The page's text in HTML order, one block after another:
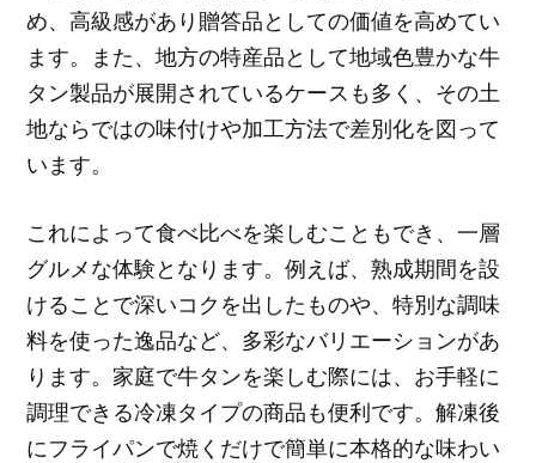
め、高級感があり贈答品としての価値を高めてい
ます。また、地方の特産品として地域色豊かな牛
タン製品が展開されているケースも多く、その土
地ならではの味付けや加工方法で差別化を図って
います。
これによって食べ比べを楽しむこともでき、一層
グルメな体験となります。例えば、熟成期間を設
けることで深いコクを出したものや、特別な調味
料を使った逸品など、多彩なバリエーションがあ
ります。家庭で牛タンを楽しむ際には、お手軽に
調理できる冷凍タイプの商品も便利です。解凍後
にフライパンで焼くだけで簡単に本格的な味わい